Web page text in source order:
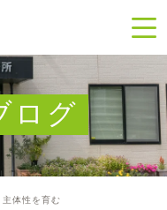
ログ
主体性を育む